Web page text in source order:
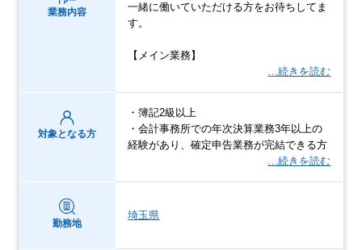
業務内容
一緒に働いていただける方をお待ちしてま
す。
【メイン業務】
…続きを読む
対象となる方
・簿記2級以上
・会計事務所での年次決算業務3年以上の
経験があり、確定申告業務が完結できる方
…続きを読む
勤務地
埼玉県